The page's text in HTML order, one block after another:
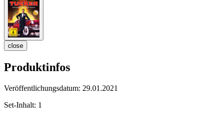
close
Produktinfos
Veröffentlichungsdatum: 29.01.2021
Set-Inhalt: 1